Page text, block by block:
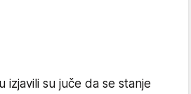
izjavili su juče da se stanje